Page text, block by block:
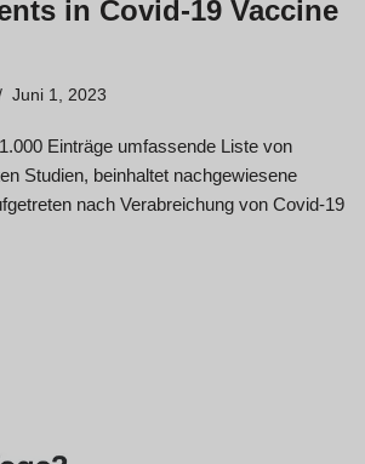
in Covid-19 Vaccine
Juni 1, 2023
Einträge umfassende Liste von
Studien, beinhaltet nachgewiesene
nach Verabreichung von Covid-19